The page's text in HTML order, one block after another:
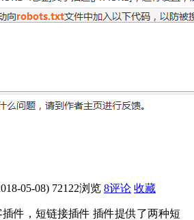
05-08) 72122浏览 8评论 收藏
件，短链接插件 插件提供了两种短